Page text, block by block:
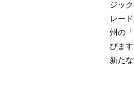
ジッ
レー
州の
びま
新た